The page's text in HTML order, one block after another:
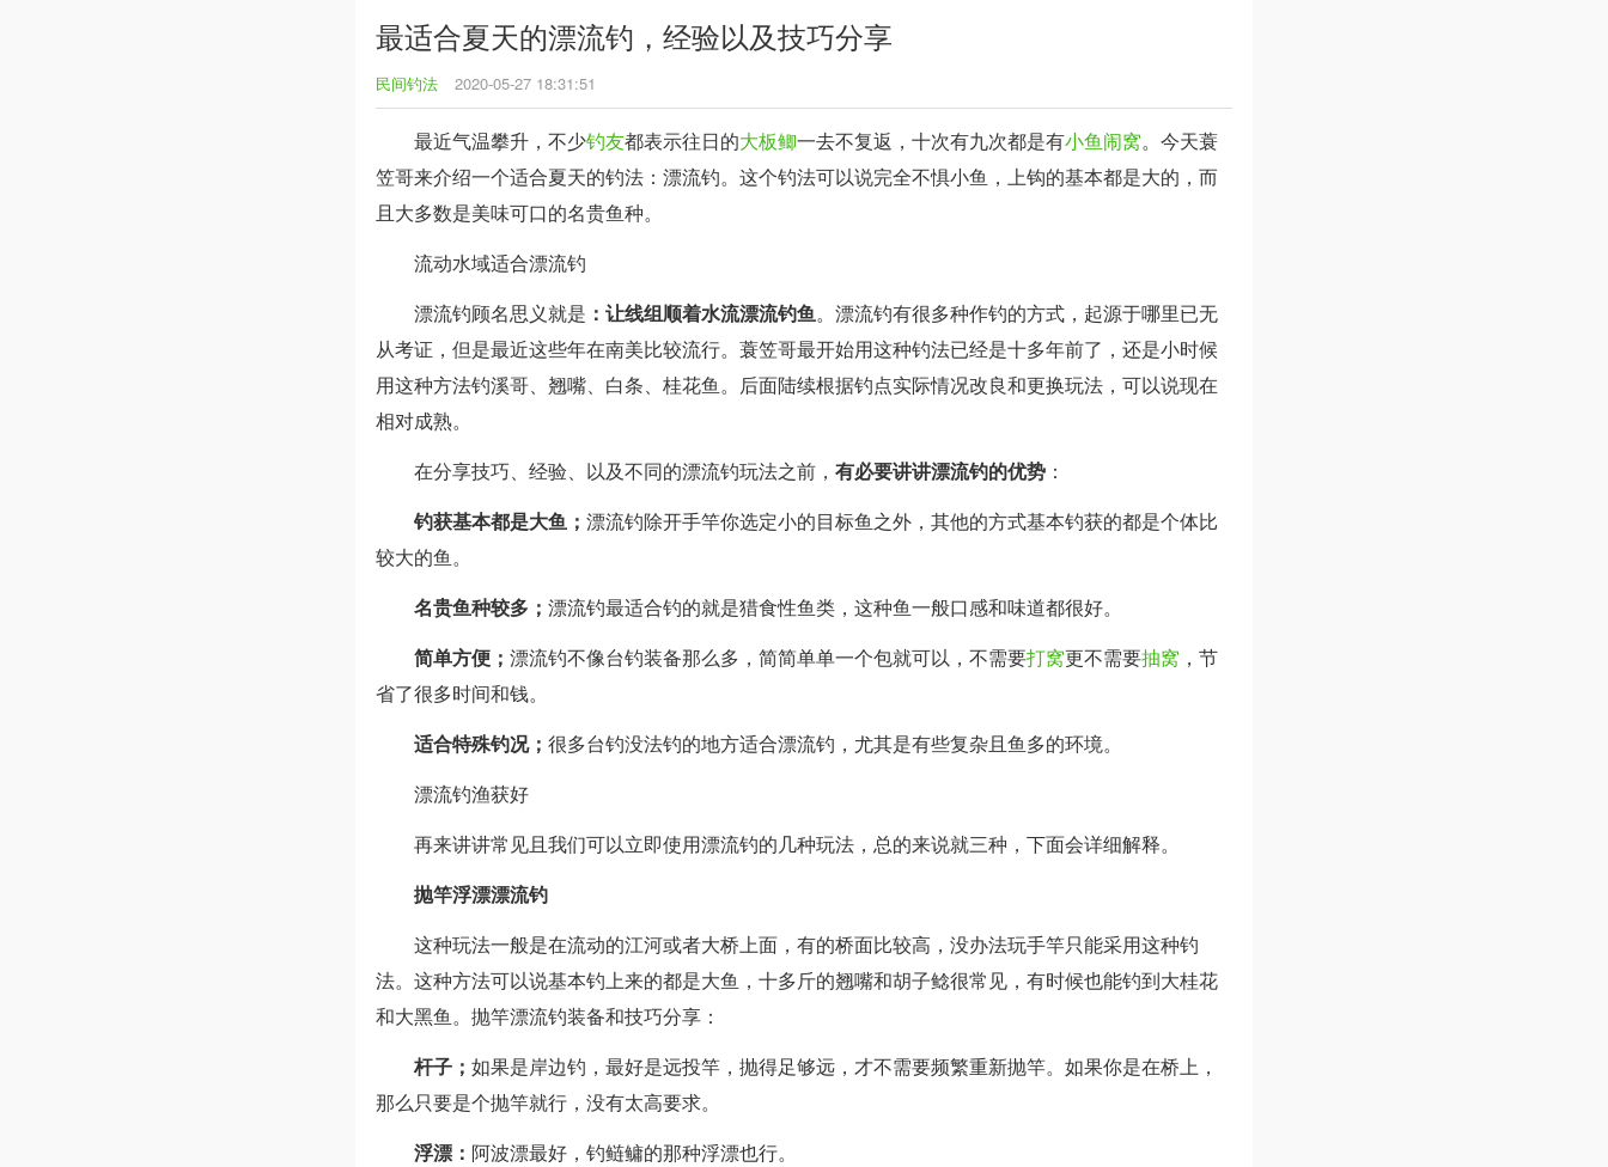
最适合夏天的漂流钓，经验以及技巧分享
民间钓法 2020-05-27 18:31:51
最近气温攀升，不少钓友都表示往日的大板鲫一去不复返，十次有九次都是有小鱼闹窝。今天蓑
笠哥来介绍一个适合夏天的钓法：漂流钓。这个钓法可以说完全不惧小鱼，上钩的基本都是大的，而
且大多数是美味可口的名贵鱼种。
流动水域适合漂流钓
漂流钓顾名思义就是 ：让线组顺着水流漂流钓鱼。漂流钓有很多种作钓的方式，起源于哪里已无
从考证，但是最近这些年在南美比较流行。蓑笠哥最开始用这种钓法已经是十多年前了，还是小时候
用这种方法钓溪哥、翘嘴、白条、桂花鱼。后面陆续根据钓点实际情况改良和更换玩法，可以说现在
相对成熟。
在分享技巧、经验、以及不同的漂流钓玩法之前， 有必要讲讲漂流钓的优势 ：
钓获基本都是大鱼； 漂流钓除开手竿你选定小的目标鱼之外，其他的方式基本钓获的都是个体比
较大的鱼。
名贵鱼种较多； 漂流钓最适合钓的就是猎食性鱼类，这种鱼一般口感和味道都很好。
简单方便； 漂流钓不像台钓装备那么多，简简单单一个包就可以，不需要打窝更不需要抽窝 ，节
省了很多时间和钱。
适合特殊钓况； 很多台钓没法钓的地方适合漂流钓，尤其是有些复杂且鱼多的环境。
漂流钓渔获好
再来讲讲常见且我们可以立即使用漂流钓的几种玩法，总的来说就三种，下面会详细解释。
抛竿浮漂漂流钓
这种玩法一般是在流动的江河或者大桥上面，有的桥面比较高，没办法玩手竿只能采用这种钓
法。这种方法可以说基本钓上来的都是大鱼，十多斤的翘嘴和胡子鲶很常见，有时候也能钓到大桂花
和大黑鱼。抛竿漂流钓装备和技巧分享：
杆子； 如果是岸边钓，最好是远投竿，抛得足够远，才不需要频繁重新抛竿。如果你是在桥上，
那么只要是个抛竿就行，没有太高要求。
浮漂： 阿波漂最好，钓鲢鳙的那种浮漂也行。